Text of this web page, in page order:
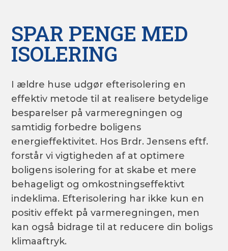
SPAR PENGE MED
ISOLERING
I ældre huse udgør efterisolering en
effektiv metode til at realisere betydelige
besparelser på varmeregningen og
samtidig forbedre boligens
energieffektivitet. Hos Brdr. Jensens eftf.
forstår vi vigtigheden af at optimere
boligens isolering for at skabe et mere
behageligt og omkostningseffektivt
indeklima. Efterisolering har ikke kun en
positiv effekt på varmeregningen, men
kan også bidrage til at reducere din boligs
klimaaftryk.